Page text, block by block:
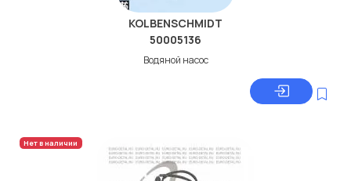
KOLBENSCHMIDT
50005136
Водяной насос
Нет в наличии